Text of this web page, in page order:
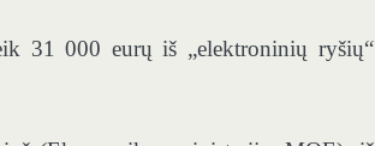
31 000 eurų iš „elektroninių ryšių“